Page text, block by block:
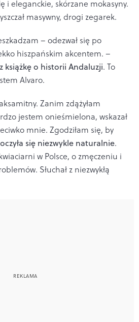
i eleganckie, skórzane mokasyny.
masywny, drogi zegarek.
– odezwał się po
hiszpańskim akcentem. –
książkę o historii Andaluzji. To
Alvaro.
Zanim zdążyłam
jestem onieśmielona, wskazał
mnie. Zgodziłam się, by
się niezwykle naturalnie.
w Polsce, o zmęczeniu i
Słuchał z niezwykłą